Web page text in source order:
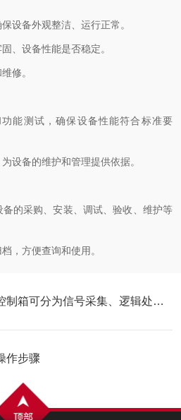
设备外观整洁、运行正常。
、设备性能是否稳定。
修。
能测试，确保设备性能符合标准要
设备的维护和管理提供依据。
的采购、安装、调试、验收、维护等
，方便查询和使用。
人防电动门控制箱可分为信号采集、逻辑处理、驱动执行三个环节
作步骤